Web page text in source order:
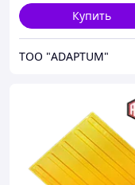
Купить
ТОО "ADAPTUM"